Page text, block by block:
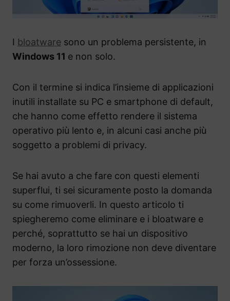
I bloatware sono un problema persistente, in
Windows 11 e non solo.
Con il termine si indica l’insieme di applicazioni
inutili installate su PC e smartphone di default,
che hanno come effetto rendere il sistema
operativo più lento e, in alcuni casi anche più
soggetto a problemi di privacy.
Se hai avuto a che fare con questi elementi
superflui, ti sei sicuramente posto la domanda
su come rimuoverli. In questo articolo ti
spiegheremo come eliminare e i bloatware e
perché, soprattutto se hai un dispositivo
moderno, la loro rimozione non deve diventare
per forza un’ossessione.